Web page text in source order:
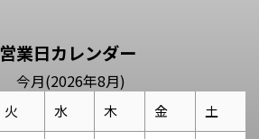
営業日カレンダー
今月(2026年8月)
火 水 木 金 土